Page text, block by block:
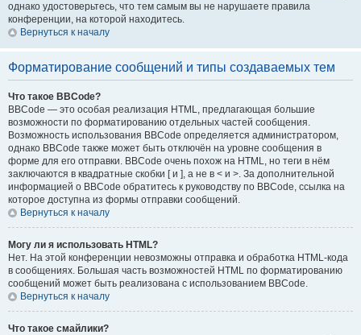
однако удостоверьтесь, что тем самым вы не нарушаете правила
конференции, на которой находитесь.
Вернуться к началу
Форматирование сообщений и типы создаваемых тем
Что такое BBCode?
BBCode — это особая реализация HTML, предлагающая большие
возможности по форматированию отдельных частей сообщения.
Возможность использования BBCode определяется администратором,
однако BBCode также может быть отключён на уровне сообщения в
форме для его отправки. BBCode очень похож на HTML, но теги в нём
заключаются в квадратные скобки [ и ], а не в < и >. За дополнительной
информацией о BBCode обратитесь к руководству по BBCode, ссылка на
которое доступна из формы отправки сообщений.
Вернуться к началу
Могу ли я использовать HTML?
Нет. На этой конференции невозможны отправка и обработка HTML-кода
в сообщениях. Большая часть возможностей HTML по форматированию
сообщений может быть реализована с использованием BBCode.
Вернуться к началу
Что такое смайлики?